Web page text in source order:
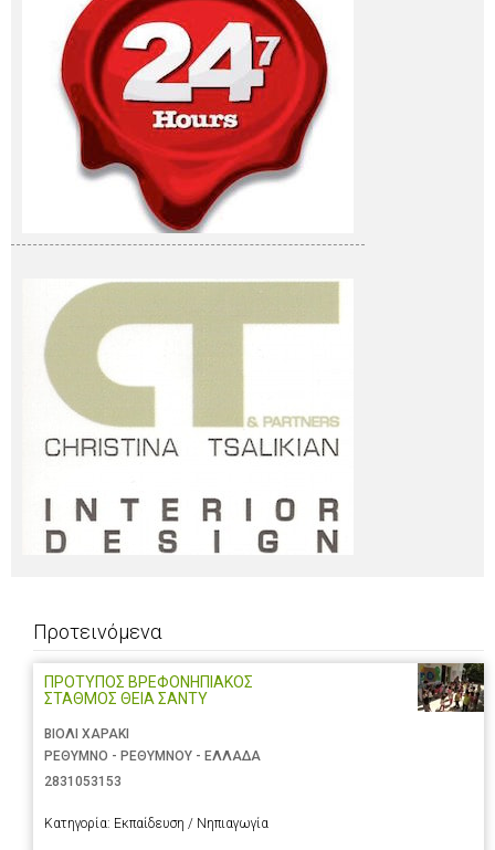
Προτεινόμενα
ΠΡΟΤΥΠΟΣ ΒΡΕΦΟΝΗΠΙΑΚΟΣ
ΣΤΑΘΜΟΣ ΘΕΙΑ ΣΑΝΤΥ
ΒΙΟΛΙ ΧΑΡΑΚΙ
ΡΕΘΥΜΝΟ - ΡΕΘΥΜΝΟΥ - ΕΛΛΑΔΑ
2831053153
Κατηγορία: Εκπαίδευση / Νηπιαγωγία